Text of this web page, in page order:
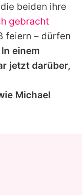
beiden ihre
gebracht
feiern – dürfen
In einem
jetzt darüber,
Michael